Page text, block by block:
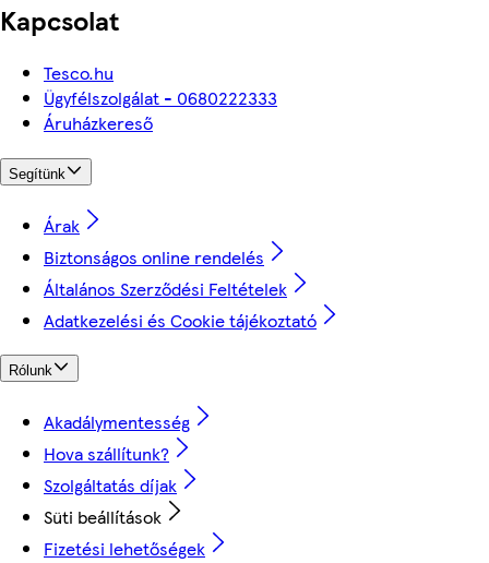
Kapcsolat
Tesco.hu
Ügyfélszolgálat - 0680222333
Áruházkereső
Segítünk
Árak
Biztonságos online rendelés
Általános Szerződési Feltételek
Adatkezelési és Cookie tájékoztató
Rólunk
Akadálymentesség
Hova szállítunk?
Szolgáltatás díjak
Süti beállítások
Fizetési lehetőségek